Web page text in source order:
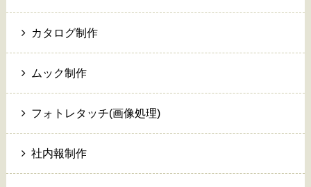
カタログ制作
ムック制作
フォトレタッチ(画像処理)
社内報制作